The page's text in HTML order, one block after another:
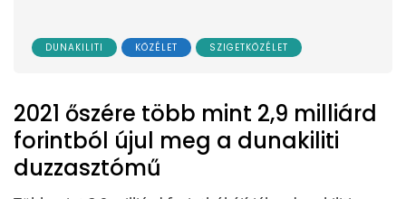
DUNAKILITI KÖZÉLET SZIGETKÖZÉLET
2021 őszére több mint 2,9 milliárd
forintból újul meg a dunakiliti
duzzasztómű